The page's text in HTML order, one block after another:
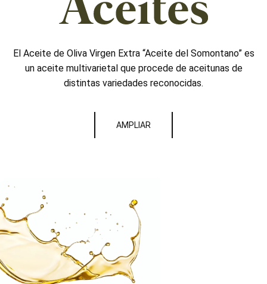
El Aceite de Oliva Virgen Extra “Aceite del Somontano” es
un aceite multivarietal que procede de aceitunas de
distintas variedades reconocidas.
AMPLIAR